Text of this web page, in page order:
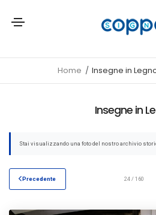
Home Insegne in
Insegne in
Stai visualizzando una foto del nostro archivio
Precedente 24 / 160